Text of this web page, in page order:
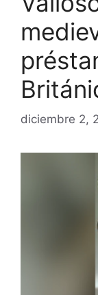
diciembre 2,